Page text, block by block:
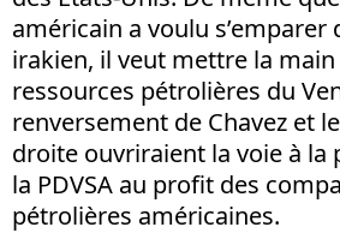
américain a voulu s’emparer
irakien, il veut mettre la main
ressources pétrolières du
renversement de Chavez et
droite ouvriraient la voie à la
la PDVSA au profit des
pétrolières américaines.